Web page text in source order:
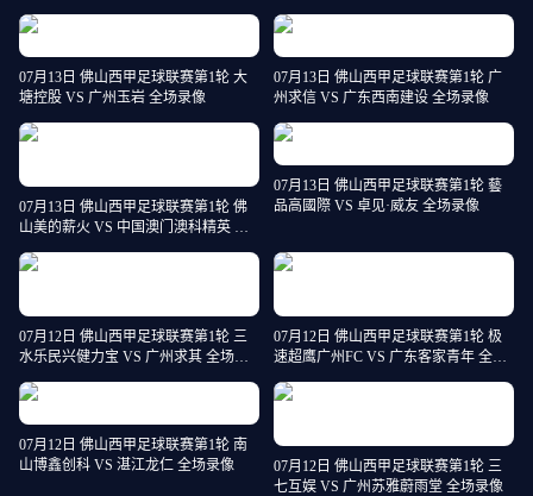
07月13日 佛山西甲足球联赛第1轮 大
塘控股 VS 广州玉岩 全场录像
07月13日 佛山西甲足球联赛第1轮 广
州求信 VS 广东西南建设 全场录像
07月13日 佛山西甲足球联赛第1轮 佛
山美的薪火 VS 中国澳门澳科精英 全
07月13日 佛山西甲足球联赛第1轮 藝
品高國際 VS 卓见·威友 全场录像
07月12日 佛山西甲足球联赛第1轮 三
水乐民兴健力宝 VS 广州求其 全场录
07月12日 佛山西甲足球联赛第1轮 极
速超鹰广州FC VS 广东客家青年 全场
07月12日 佛山西甲足球联赛第1轮 南
山博鑫创科 VS 湛江龙仁 全场录像
07月12日 佛山西甲足球联赛第1轮 三
七互娱 VS 广州苏雅蔚雨堂 全场录像